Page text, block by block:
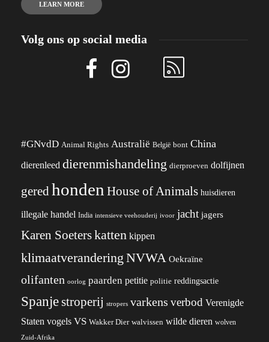
LEARN MORE
Volg ons op social media
#GNvdD Animal Rights Australië België bont China
dierenleed dierenmishandeling dierproeven dolfijnen
geredhonden House of Animals huisdieren
illegale handel India intensieve veehouderij ivoor jacht jagers
Karen Soeterskatten kippen
klimaatverandering NVWA Oekraïne
olifanten oorlog paarden petitie politie reddingsactie
Spanjestroperij stropers varkens verbod Verenigde
Staten vogels VS Wakker Dier walvissen wilde dieren wolven
Zuid-Afrika